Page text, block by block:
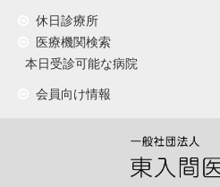
休日診療所
医療機関検索
本日受診可能な病院
会員向け情報